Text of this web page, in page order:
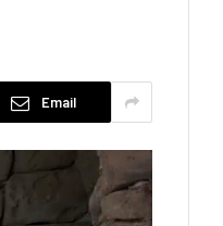
Email